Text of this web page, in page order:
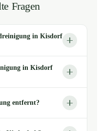
Fragen
in Kisdorf
in Kisdorf
entfernt?